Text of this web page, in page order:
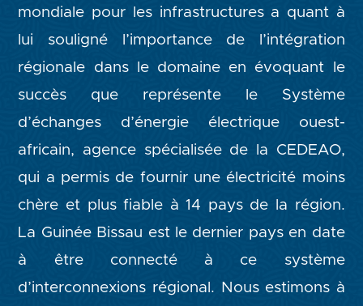
mondiale pour les infrastructures a quant à
lui souligné l’importance de l’intégration
régionale dans le domaine en évoquant le
succès que représente le Système
d’échanges d’énergie électrique ouest-
africain, agence spécialisée de la CEDEAO,
qui a permis de fournir une électricité moins
chère et plus fiable à 14 pays de la région.
La Guinée Bissau est le dernier pays en date
à être connecté à ce système
d’interconnexions régional. Nous estimons à